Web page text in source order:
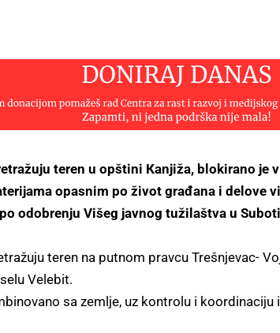
teren u opštini Кanjiža, blokirano je
opasnim po život građana i delove
odobrenju Višeg javnog tužilaštva u
teren na putnom pravcu Trešnjevac-
Velebit.
sa zemlje, uz kontrolu i koordinaciju